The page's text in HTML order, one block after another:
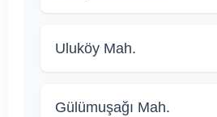
Uluköy Mah.
Gülümuşağı Mah.